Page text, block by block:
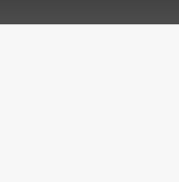
す。
必要に応じて本
社内規程を見直
していないと思